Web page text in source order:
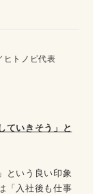
ヒトノビ代表
ていきそう」と
という良い印象
「入社後も仕事